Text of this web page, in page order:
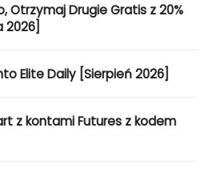
Otrzymaj Drugie Gratis z 20%
2026]
Elite Daily [Sierpień 2026]
z kontami Futures z kodem